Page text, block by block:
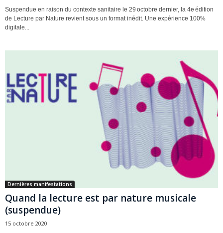
Suspendue en raison du contexte sanitaire le 29 octobre dernier, la 4e édition
de Lecture par Nature revient sous un format inédit. Une expérience 100%
digitale...
Dernières manifestations
Quand la lecture est par nature musicale
(suspendue)
15 octobre 2020